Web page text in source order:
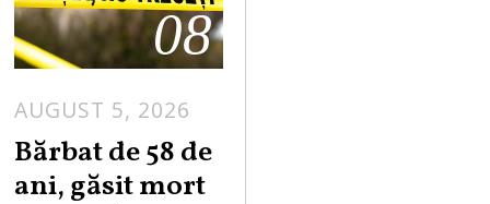
08
AUGUST 5, 2026
Bărbat de 58 de
ani, găsit mort